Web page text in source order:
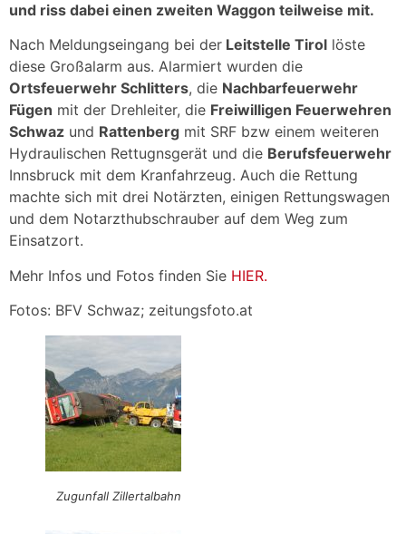
und riss dabei einen zweiten Waggon teilweise mit.
Nach Meldungseingang bei der Leitstelle Tirol löste
diese Großalarm aus. Alarmiert wurden die
Ortsfeuerwehr Schlitters, die Nachbarfeuerwehr
Fügen mit der Drehleiter, die Freiwilligen Feuerwehren
Schwaz und Rattenberg mit SRF bzw einem weiteren
Hydraulischen Rettugnsgerät und die Berufsfeuerwehr
Innsbruck mit dem Kranfahrzeug. Auch die Rettung
machte sich mit drei Notärzten, einigen Rettungswagen
und dem Notarzthubschrauber auf dem Weg zum
Einsatzort.
Mehr Infos und Fotos finden Sie HIER.
Fotos: BFV Schwaz; zeitungsfoto.at
Zugunfall Zillertalbahn